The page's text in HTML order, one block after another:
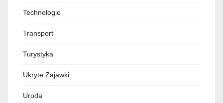
Technologie
Transport
Turystyka
Ukryte Zajawki
Uroda